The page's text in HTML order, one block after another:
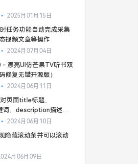
2025月01月15日
任务功能自动完成采集
视频文章等操作
2024月07月04日
双
修复无错开源版）
2024月06月11日
页面title标题、
词、description描述的
2024月06月10日
隐藏滚动条并可以滚动
月06月09日